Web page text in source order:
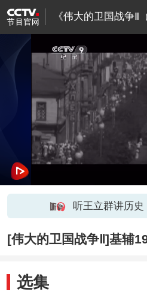
《伟大的卫国战争Ⅱ
听王立群讲历
[伟大的卫国战争Ⅱ]基辅
选集